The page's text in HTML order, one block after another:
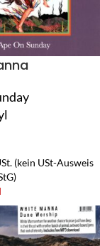
(kein USt-Ausweis